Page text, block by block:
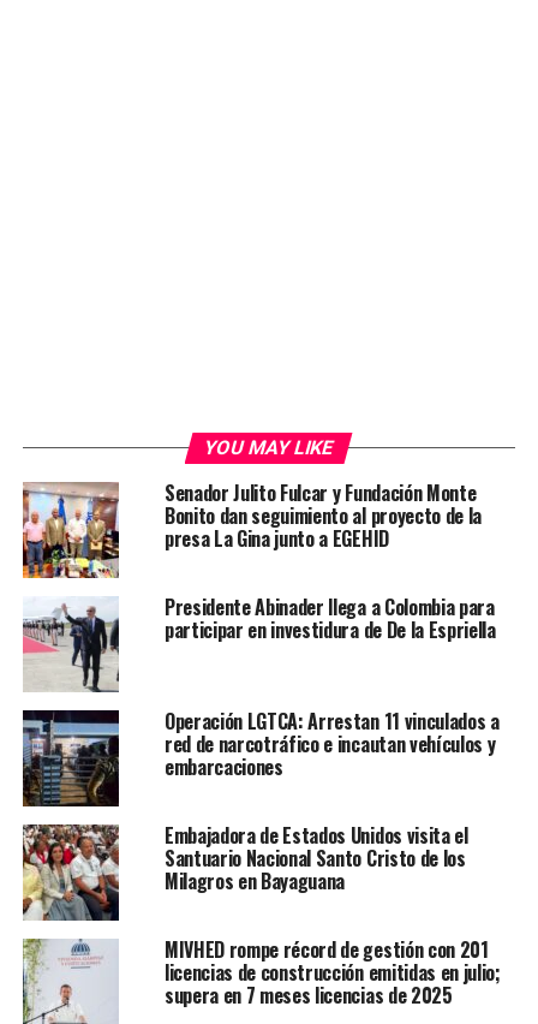
YOU MAY LIKE
Senador Julito Fulcar y Fundación Monte
Bonito dan seguimiento al proyecto de la
presa La Gina junto a EGEHID
Presidente Abinader llega a Colombia para
participar en investidura de De la Espriella
Operación LGTCA: Arrestan 11 vinculados a
red de narcotráfico e incautan vehículos y
embarcaciones
Embajadora de Estados Unidos visita el
Santuario Nacional Santo Cristo de los
Milagros en Bayaguana
MIVHED rompe récord de gestión con 201
licencias de construcción emitidas en julio;
supera en 7 meses licencias de 2025